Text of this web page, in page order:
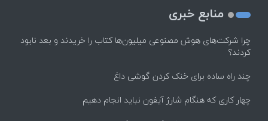
منابع خبری
چرا شرکت‌های هوش مصنوعی میلیون‌ها کتاب را خریدند و بعد نابود
کردند؟
چند راه‌ ساده برای خنک کردن گوشی داغ
چهار کاری که هنگام شارژ آیفون نباید انجام دهیم